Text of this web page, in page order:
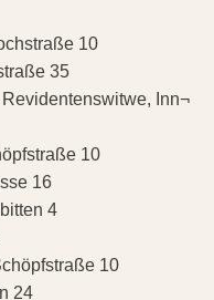
10
35
Inn¬
10
16
4
10
24